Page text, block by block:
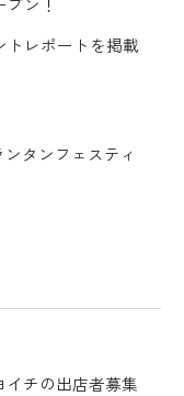
トレポートを掲載
タンフェスティ
イチの出店者募集